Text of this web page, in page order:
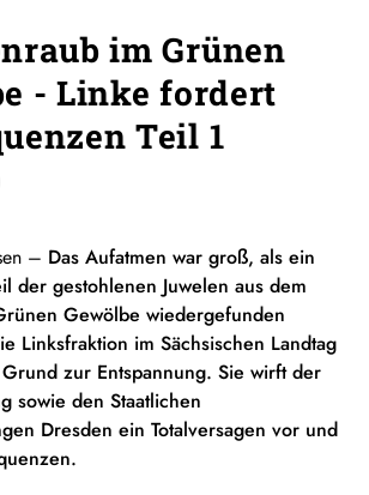
im Grünen
- Linke fordert
Teil 1
– Das Aufatmen war groß, als ein
der gestohlenen Juwelen aus dem
Gewölbe wiedergefunden
Linksfraktion im Sächsischen Landtag
zur Entspannung. Sie wirft der
sowie den Staatlichen
Dresden ein Totalversagen vor und